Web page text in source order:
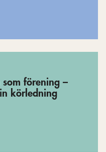
förening –
körledning